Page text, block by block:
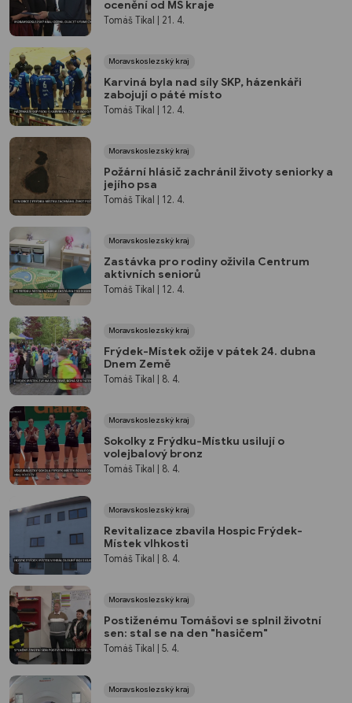
ocenění od MS kraje
Tomáš Tikal | 21. 4.
Moravskoslezský kraj
Karviná byla nad síly SKP, házenkáři
zabojují o páté místo
Tomáš Tikal | 12. 4.
Moravskoslezský kraj
Požární hlásič zachránil životy seniorky a
jejího psa
Tomáš Tikal | 12. 4.
Moravskoslezský kraj
Zastávka pro rodiny oživila Centrum
aktivních seniorů
Tomáš Tikal | 12. 4.
Moravskoslezský kraj
Frýdek-Místek ožije v pátek 24. dubna
Dnem Země
Tomáš Tikal | 8. 4.
Moravskoslezský kraj
Sokolky z Frýdku-Místku usilují o
volejbalový bronz
Tomáš Tikal | 8. 4.
Moravskoslezský kraj
Revitalizace zbavila Hospic Frýdek-
Místek vlhkosti
Tomáš Tikal | 8. 4.
Moravskoslezský kraj
Postiženému Tomášovi se splnil životní
sen: stal se na den "hasičem"
Tomáš Tikal | 5. 4.
Moravskoslezský kraj